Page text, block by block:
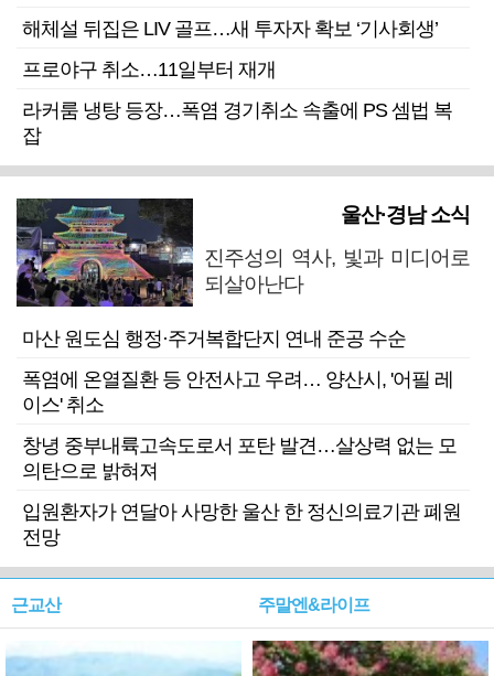
해체설 뒤집은 LIV 골프…새 투자자 확보 ‘기사회생’
프로야구 취소…11일부터 재개
라커룸 냉탕 등장…폭염 경기취소 속출에 PS 셈법 복
잡
울산·경남 소식
진주성의 역사, 빛과 미디어로
되살아난다
마산 원도심 행정·주거복합단지 연내 준공 수순
폭염에 온열질환 등 안전사고 우려… 양산시, '어필 레
이스' 취소
창녕 중부내륙고속도로서 포탄 발견…살상력 없는 모
의탄으로 밝혀져
입원환자가 연달아 사망한 울산 한 정신의료기관 폐원
전망
근교산 주말엔&라이프